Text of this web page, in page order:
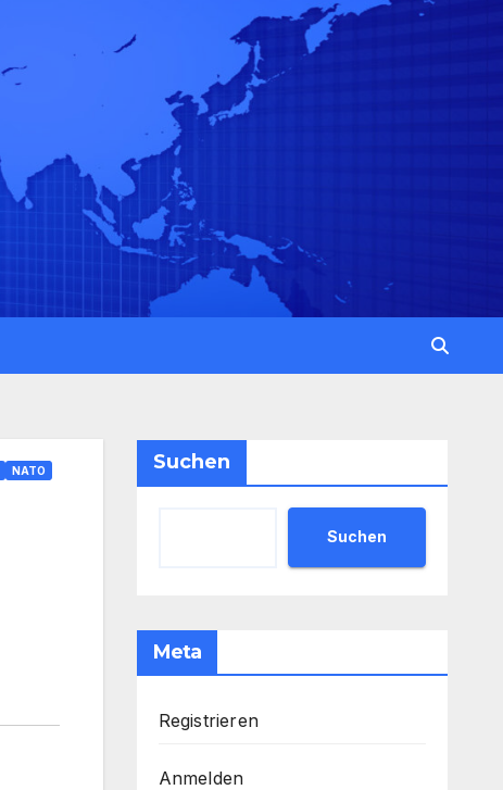
NATO
Suchen
Suchen
Meta
Registrieren
Anmelden